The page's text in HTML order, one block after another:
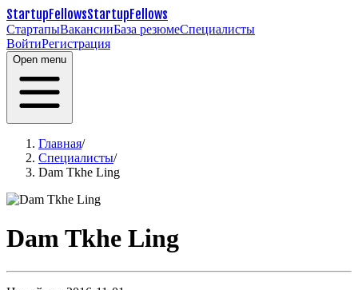
StartupFellowsStartupFellows
СтартапыВакансииБаза резюмеСпециалисты
ВойтиРегистрация
Open menu
Главная/
Специалисты/
Dam Tkhe Ling
Dam Tkhe Ling